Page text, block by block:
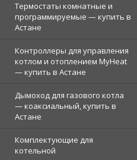
Термостаты комнатные и
программируемые — купить в
Астане
Контроллеры для управления
котлом и отоплением MyHeat
— купить в Астане
Дымоход для газового котла
— коаксиальный, купить в
Астане
Комплектующие для
котельной